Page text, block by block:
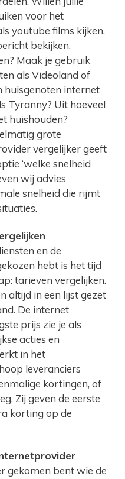
voor het
youtube films kijken,
bekijken,
Maak je gebruik
als Videoland of
huisgenoten internet
Tyranny? Uit hoeveel
huishouden?
grote
vergelijker geeft
‘welke snelheid
wij advies
snelheid die rijmt
en de
hebt is het tijd
tarieven vergelijken.
altijd in een lijst gezet
De internet
prijs zie je als
acties en
in het
leveranciers
kortingen, of
Zij geven de eerste
korting op de
gekomen bent wie de